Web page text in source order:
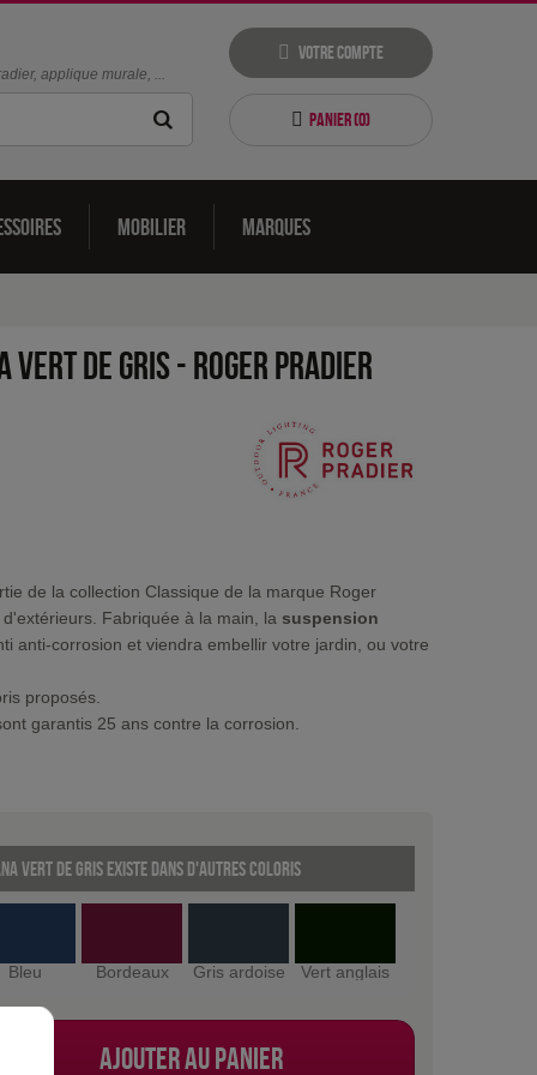
applique murale, ...
Votre compte
Panier (0)
Mobilier Marques
Vert de gris- Roger Pradier
de la collection Classique de la marque Roger
Fabriquée à la main, la suspension
anti-corrosion et viendra embellir votre jardin, ou votre
proposés.
garantis 25 ans contre la corrosion.
Vert de gris existe dans d'autres coloris
Bleu Bordeaux Gris ardoise Vert anglais
Ajouter au panier